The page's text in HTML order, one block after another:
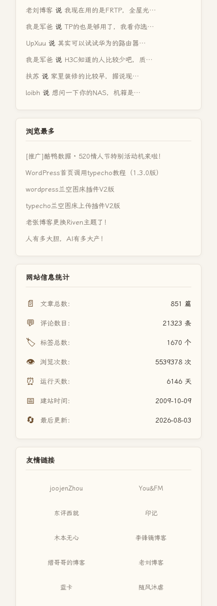
老刘博客 说 我现在用的是FRTP，全屋光…
我是军爸 说 TP的也是够用了，我看你选…
UpXuu 说 其实可以试试华为的路由器…
我是军爸 说 H3C知道的人比较少吧，质…
扶苏 说 家里装修的比较早，据说现…
loibh 说 想问一下你的NAS，机箱是…
浏览最多
[推广]酷鸭数据 · 520情人节特别活动机来啦！
WordPress首页调用typecho教程（1.3.0版）
wordpress兰空图床插件V2版
typecho兰空图床上传插件V2版
老张博客更换Riven主题了！
人有多大胆，AI有多大产！
网站信息统计
📄 文章总数： 851 篇
💬 评论数目： 21323 条
🏷️ 标签总数： 1670 个
👁️ 浏览次数： 5539378 次
⏰ 运行天数： 6146 天
📅 建站时间： 2009-10-09
🔄 最后更新： 2026-08-03
友情链接
joojenZhou You&FM
东评西就 印记
木本无心 李锋镝博客
缙哥哥的博客 老刘博客
蓝卡 随风沐虐